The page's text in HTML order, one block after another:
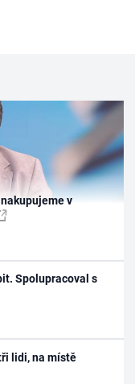
v
Spolupracoval s
lidi, na místě